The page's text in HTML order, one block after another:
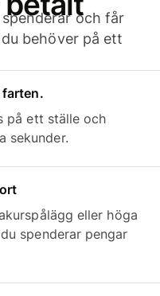
och får
behöver på ett
farten.
på ett ställe och
sekunder.
eller höga
spenderar pengar